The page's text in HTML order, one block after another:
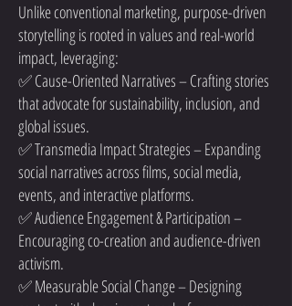
Unlike conventional marketing, purpose-driven
storytelling is rooted in values and real-world
impact, leveraging:
✅ Cause-Oriented Narratives – Crafting stories
that advocate for sustainability, inclusion, and
global issues.
✅ Transmedia Impact Strategies – Expanding
social narratives across films, social media,
events, and interactive platforms.
✅ Audience Engagement & Participation –
Encouraging co-creation and audience-driven
activism.
✅ Measurable Social Change – Designing